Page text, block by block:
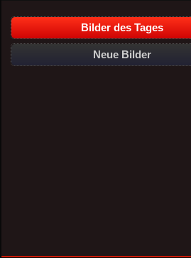
Bilder des Tages
Neue Bilder